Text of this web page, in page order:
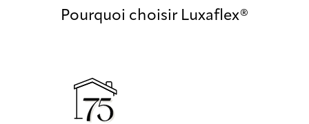
Pourquoi choisir Luxaflex®